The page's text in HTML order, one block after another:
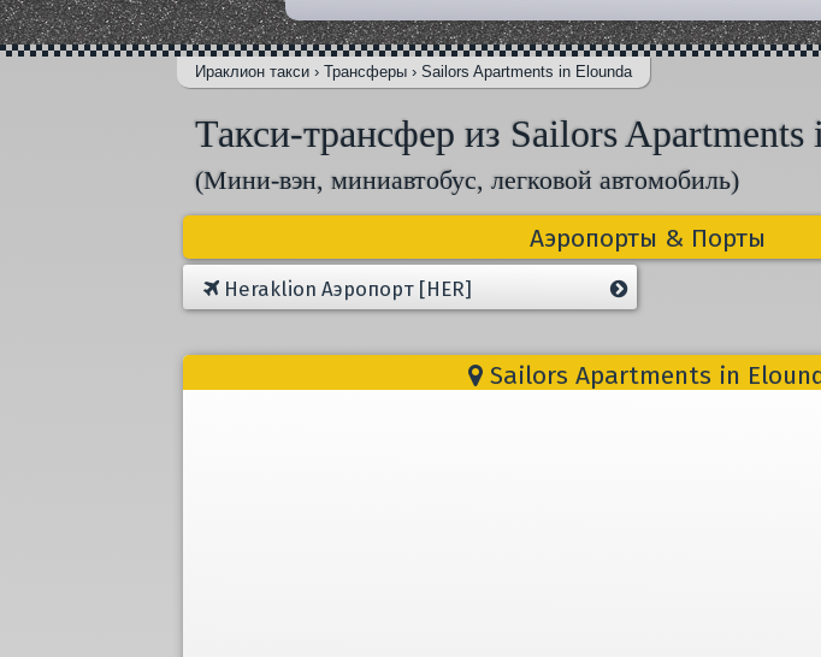
Ираклион такси › Трансферы › Sailors Apartments in Elounda
Такси-трансфер из Sailors Apartments
(Мини-вэн, миниавтобус, легковой автомобиль)
Аэропорты & Порты
Heraklion Aэропорт [HER]
Sailors Apartments in